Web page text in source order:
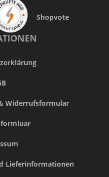
Shopvote
Widerrufsformular
Lieferinformationen